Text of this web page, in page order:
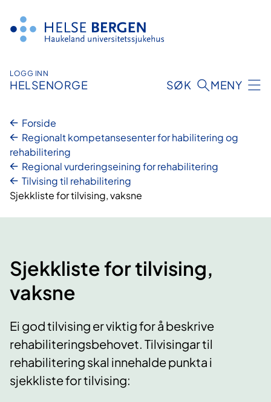
innhald
LOGG INN
HELSENORGE SØK MENY
Forside
Regionalt kompetansesenter for habilitering og
rehabilitering
Regional vurderingseining for rehabilitering
Tilvising til rehabilitering
Sjekkliste for tilvising, vaksne
Sjekkliste for tilvising,
vaksne
Ei god tilvising er viktig for å beskrive
rehabiliteringsbehovet. Tilvisingar til
rehabilitering skal innehalde punkta i
sjekkliste for tilvising: